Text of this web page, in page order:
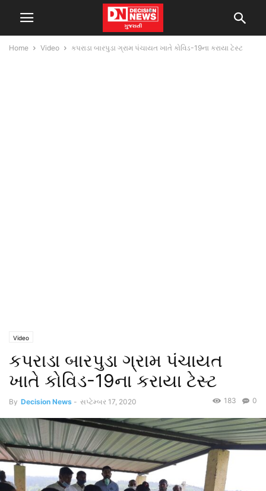
Home Video કપરાડા બારપુડા ગ્રામ પંચાયત ખાતે કોવિડ-19ના કરાયા ટેસ્ટ
Video
કપરાડા બારપુડા ગ્રામ પંચાયત
ખાતે કોવિડ-19ના કરાયા ટેસ્ટ
By Decision News - સપ્ટેમ્બર 17, 2020 0
183